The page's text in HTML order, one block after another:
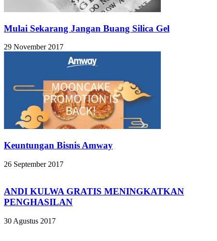
Mulai Sekarang Jangan Buang Silica Gel
29 November 2017
Keuntungan Bisnis Amway
26 September 2017
ANDI KULWA GRATIS MENINGKATKAN
PENGHASILAN
30 Agustus 2017